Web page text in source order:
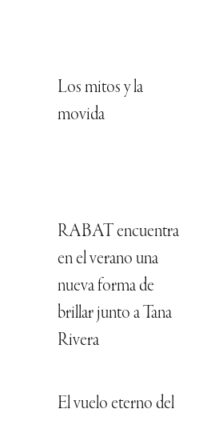
Los mitos y la
movida
RABAT encuentra
en el verano una
nueva forma de
brillar junto a Tana
Rivera
El vuelo eterno del